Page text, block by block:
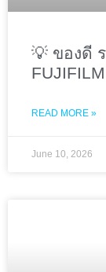
💡 ของดี
FUJIFILM
READ MORE »
June 10, 2026